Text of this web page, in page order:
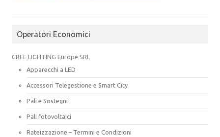
Operatori Economici
CREE LIGHTING Europe SRL
Apparecchi a LED
Accessori Telegestione e Smart City
Pali e Sostegni
Pali fotovoltaici
Rateizzazione – Termini e Condizioni